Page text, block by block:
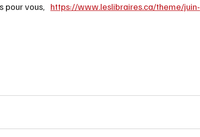
pour vous, https://www.leslibraires.ca/theme/juin-